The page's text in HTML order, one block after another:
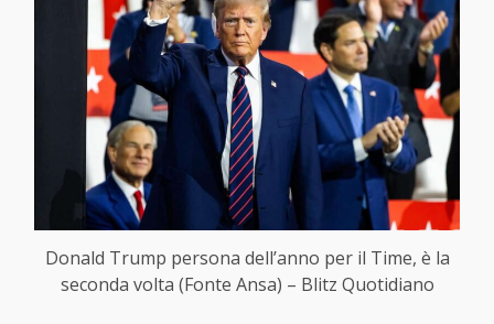
Donald Trump persona dell’anno per il Time, è la
seconda volta (Fonte Ansa) – Blitz Quotidiano